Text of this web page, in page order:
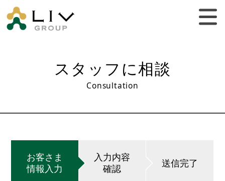
スタッフに相談
Consultation
お客さま
情報入力
入力内容
確認
送信完了